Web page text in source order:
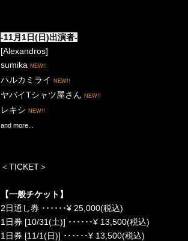
-11月 1日(日)出演者-
[Alexandros]
sumika NEW!!
ハルカミライ NEW!!
ヤバイTシャツ屋さん NEW!!
レキシ NEW!!
and more...
＜TICKET＞
【一般チケット】
2日通し券 ･･････¥ 25,000(税込)
1 日券 [10/31(土)] ･･････¥ 13,500(税込)
1 日券 [11/1(日)] ･･････¥ 13,500(税込)